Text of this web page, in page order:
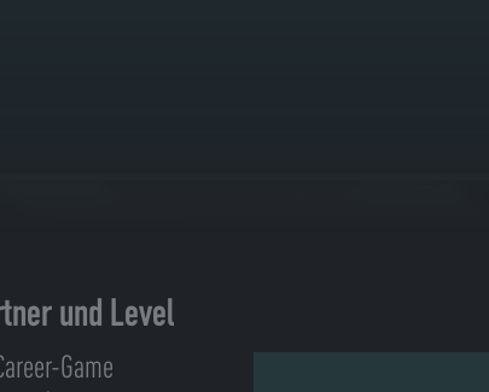
und Level
Game